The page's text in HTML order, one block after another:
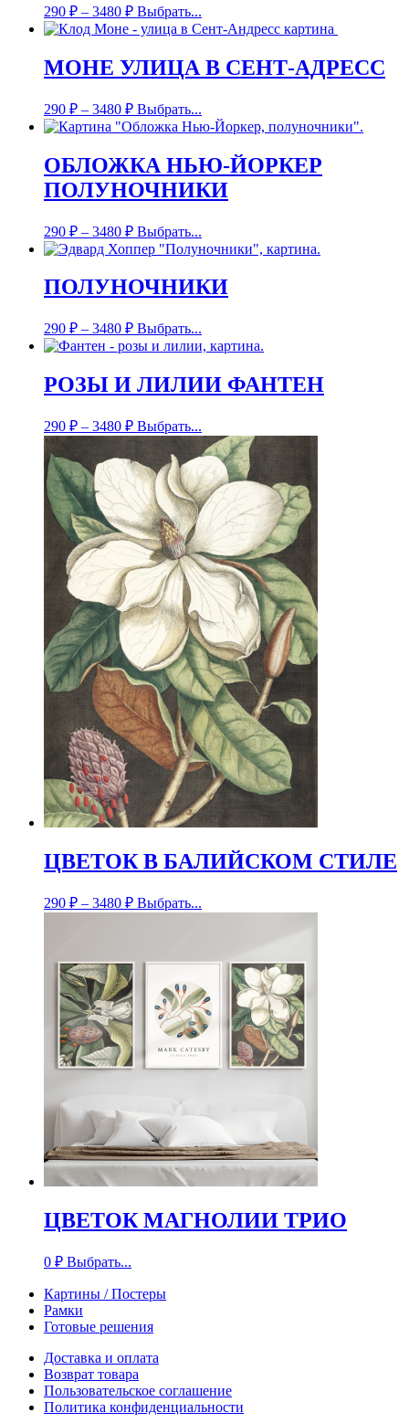
290 ₽ – 3480 ₽ Выбрать...
МОНЕ УЛИЦА В СЕНТ-АДРЕСС
290 ₽ – 3480 ₽ Выбрать...
ОБЛОЖКА НЬЮ-ЙОРКЕР
ПОЛУНОЧНИКИ
290 ₽ – 3480 ₽ Выбрать...
ПОЛУНОЧНИКИ
290 ₽ – 3480 ₽ Выбрать...
РОЗЫ И ЛИЛИИ ФАНТЕН
290 ₽ – 3480 ₽ Выбрать...
ЦВЕТОК В БАЛИЙСКОМ СТИЛЕ
290 ₽ – 3480 ₽ Выбрать...
ЦВЕТОК МАГНОЛИИ ТРИО
0 ₽ Выбрать...
Картины / Постеры
Рамки
Готовые решения
Доставка и оплата
Возврат товара
Пользовательское соглашение
Политика конфиденциальности